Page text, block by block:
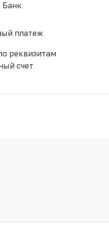
Банк
платеж
реквизитам
счет